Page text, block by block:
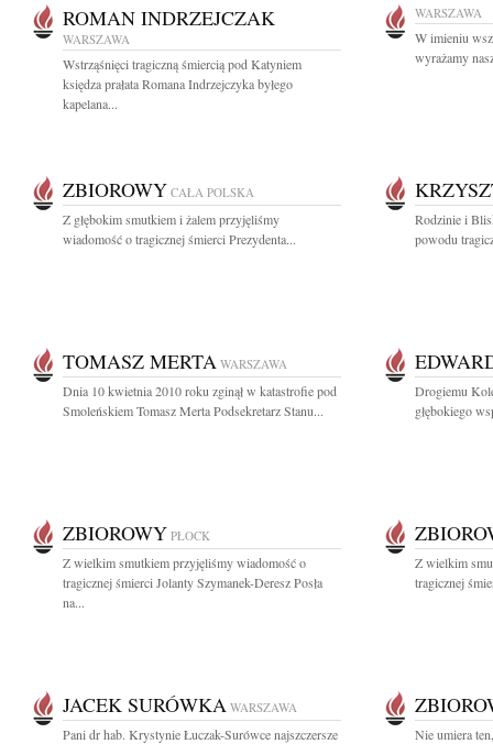
ROMAN INDRZEJCZAK
WARSZAWA
Wstrząśnięci tragiczną śmiercią pod Katyniem
księdza prałata Romana Indrzejczyka byłego
kapelana...
WARSZAWA
W imieniu
wyrażamy
ZBIOROWY CAŁA POLSKA
Z głębokim smutkiem i żalem przyjęliśmy
wiadomość o tragicznej śmierci Prezydenta...
Rodzinie i
powodu
TOMASZ MERTA WARSZAWA
Dnia 10 kwietnia 2010 roku zginął w katastrofie pod
Smoleńskiem Tomasz Merta Podsekretarz Stanu...
Drogiemu
głębokiego
ZBIOROWY PŁOCK
Z wielkim smutkiem przyjęliśmy wiadomość o
tragicznej śmierci Jolanty Szymanek-Deresz Posła
na...
Z wielkim
tragicznej
JACEK SURÓWKA WARSZAWA
Pani dr hab. Krystynie Łuczak-Surówce najszczersze
Nie umiera